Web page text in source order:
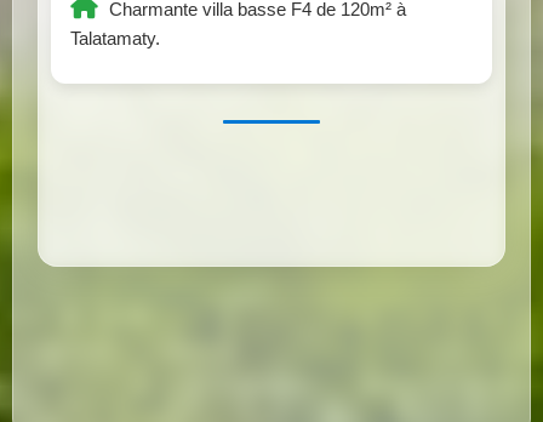
Charmante villa basse F4 de 120m² à
Talatamaty.